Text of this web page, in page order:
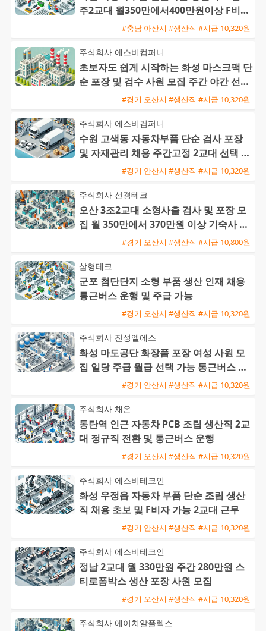
주2교대 월350만에서400만원이상 F비자
교포가능 즉시출근환영
#충남 아산시 #생산직 #시급 10,320원
주식회사 에스비컴퍼니
초보자도 쉽게 시작하는 화성 마스크팩 단
순 포장 및 검수 사원 모집 주간 야간 선택
#경기 오산시 #생산직 #시급 10,320원
주식회사 에스비컴퍼니
수원 고색동 자동차부품 단순 검사 포장
및 자재관리 채용 주간고정 2교대 선택 가
#경기 안산시 #생산직 #시급 10,320원
주식회사 선경테크
오산 3조2교대 소형사출 검사 및 포장 모
집 월 350만에서 370만원 이상 기숙사 지
원 및 통근버스 운행
#경기 오산시 #생산직 #시급 10,800원
삼형테크
군포 첨단단지 소형 부품 생산 인재 채용
통근버스 운행 및 주급 가능
#경기 오산시 #생산직 #시급 10,320원
주식회사 진성엘에스
화성 마도공단 화장품 포장 여성 사원 모
집 일당 주급 월급 선택 가능 통근버스 운
#경기 안산시 #생산직 #시급 10,320원
주식회사 채온
동탄역 인근 자동차 PCB 조립 생산직 2교
대 정규직 전환 및 통근버스 운행
#경기 오산시 #생산직 #시급 10,320원
주식회사 에스비테크인
화성 우정읍 자동차 부품 단순 조립 생산
직 채용 초보 및 F비자 가능 2교대 근무
#경기 안산시 #생산직 #시급 10,320원
주식회사 에스비테크인
정남 2교대 월 330만원 주간 280만원 스
티로폼박스 생산 포장 사원 모집
#경기 오산시 #생산직 #시급 10,320원
주식회사 에이치알플렉스